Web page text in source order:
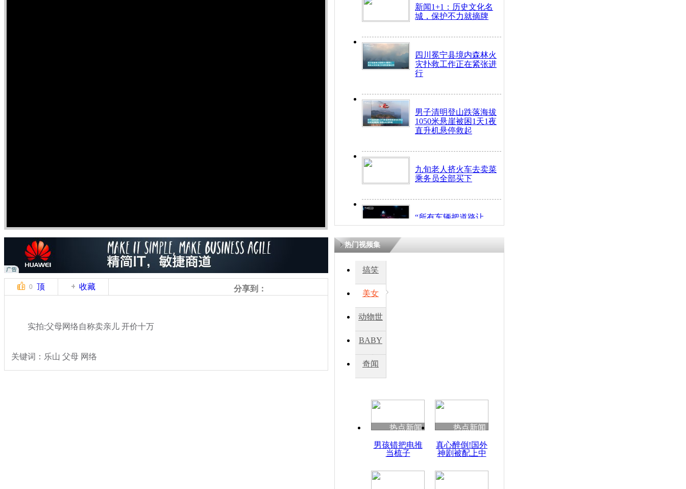
新闻1+1：历史文化名
城，保护不力就摘牌
四川冕宁县境内森林火
灾扑救工作正在紧张进
行
男子清明登山跌落海拔
1050米悬崖被困1天1夜
直升机悬停救起
九旬老人挤火车去卖菜
乘务员全部买下
“所有车辆把道路让
开！”儿童突发疾病交
因
度苗族花山节
0 顶 收藏 分享到：
实拍:父母网络自称卖亲儿 开价十万
关键词：乐山 父母 网络
热门视频集
搞笑
美女
动物世
BABY
秀
奇闻
热点新闻
男孩错把电推
当梳子
热点新闻
真心醉倒!国外
神剧被配上中